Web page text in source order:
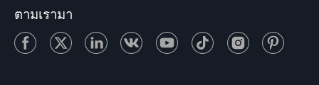
ตามเรามา